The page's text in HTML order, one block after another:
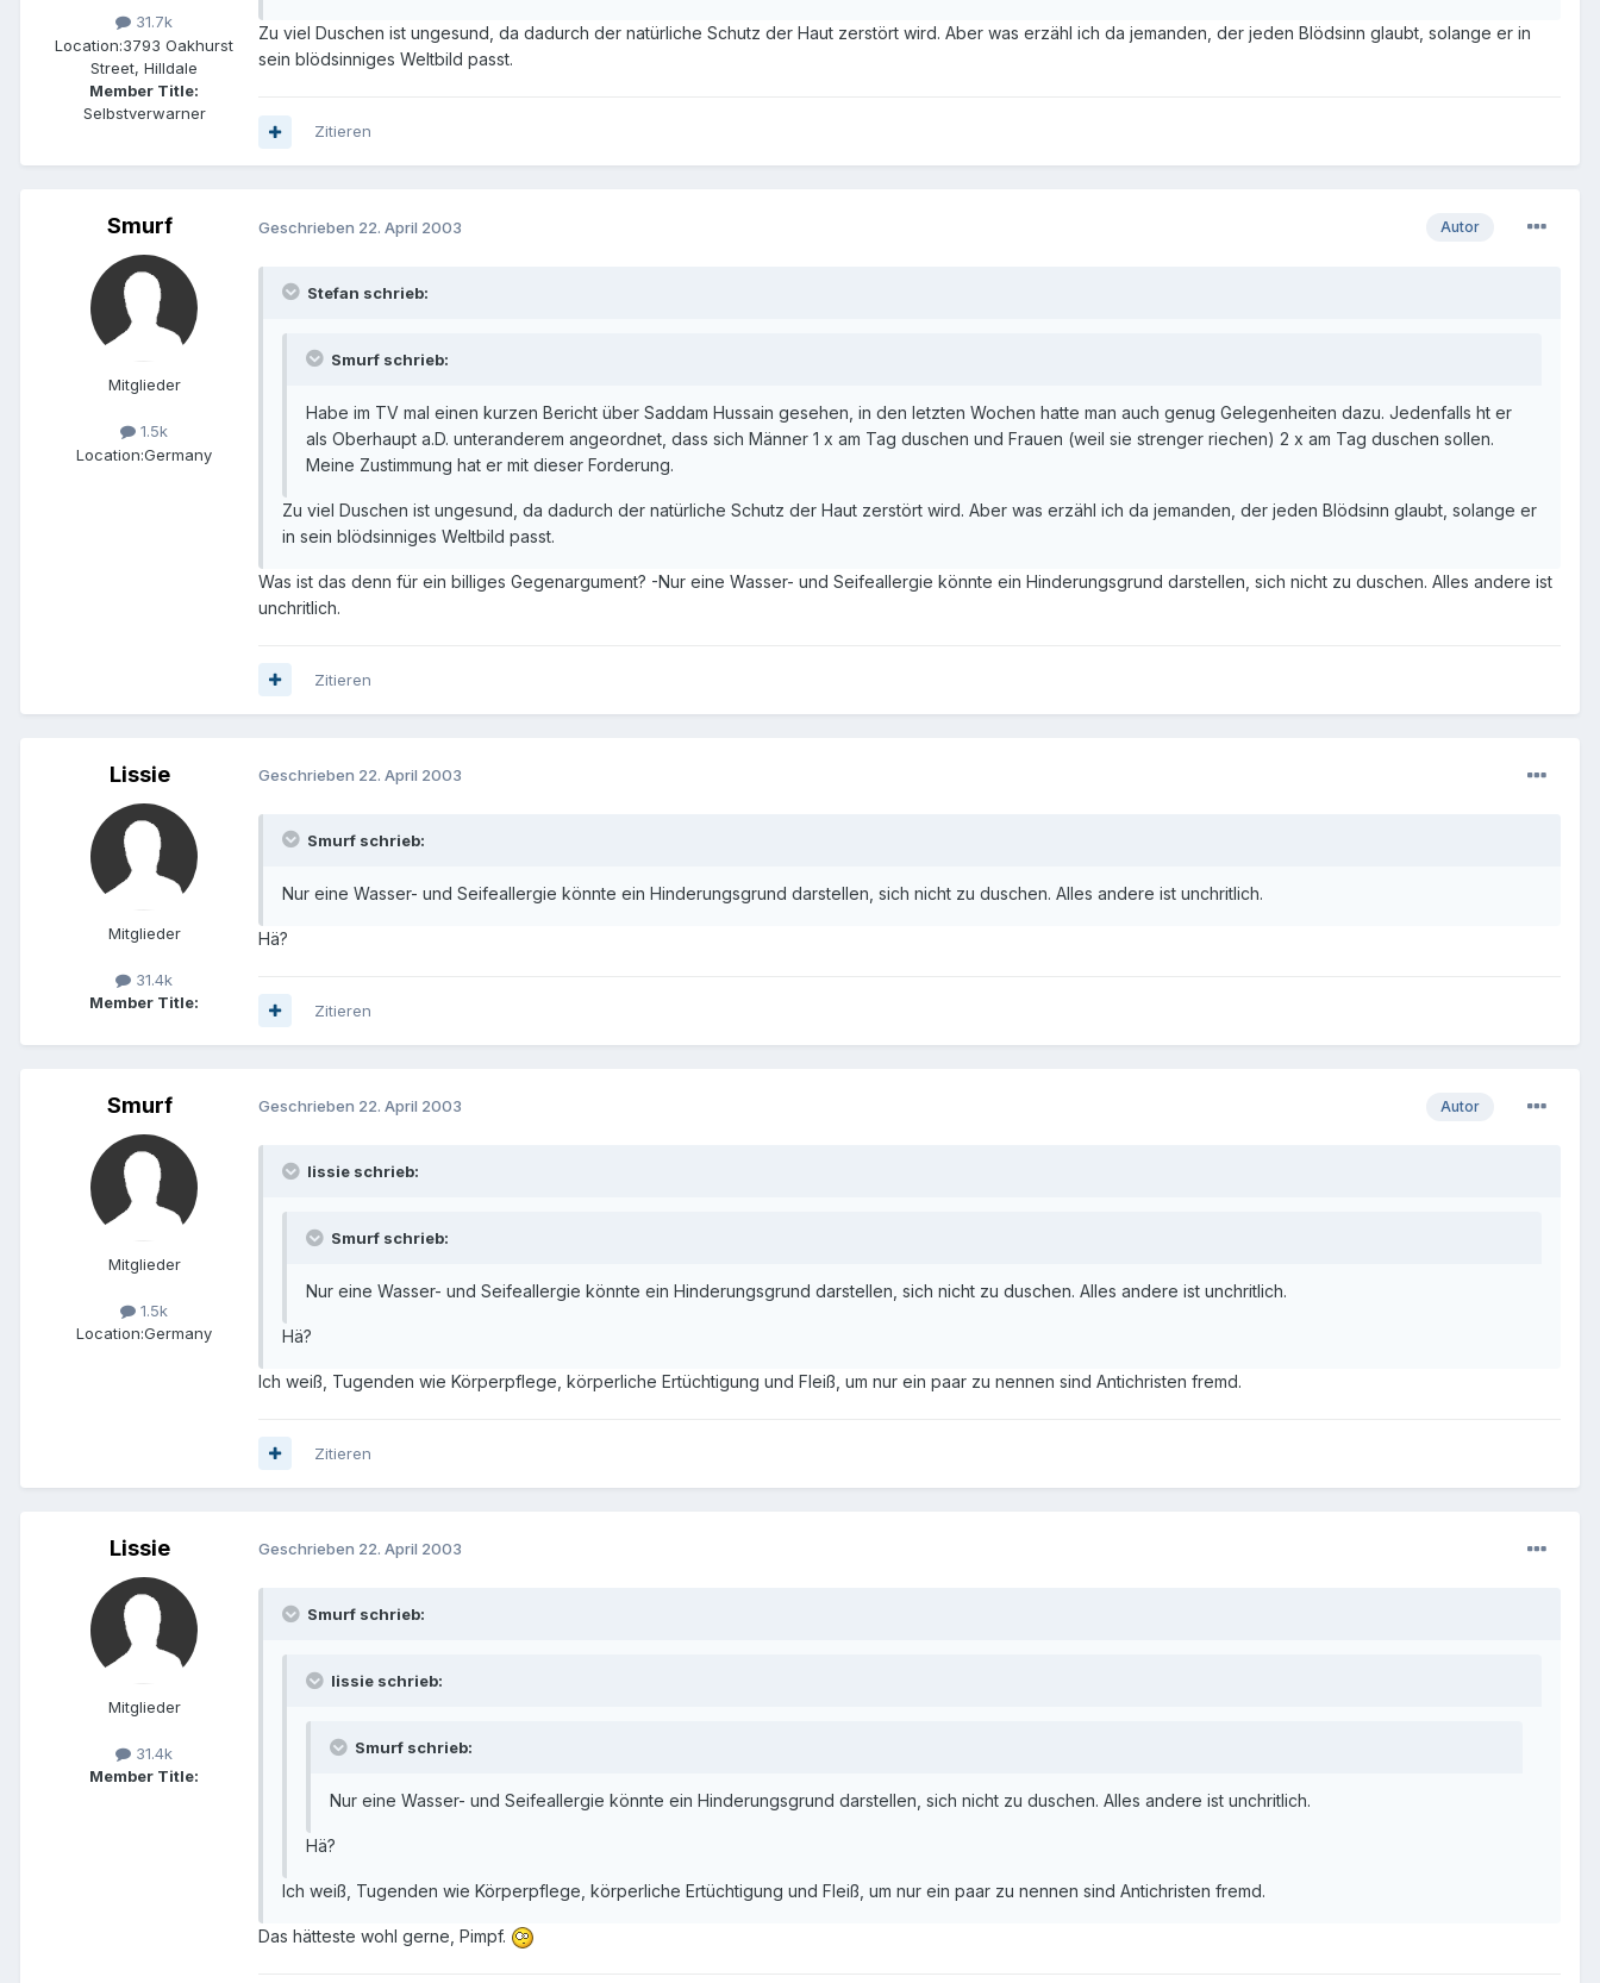
31.7k
Location:3793 Oakhurst
Street, Hilldale
Member Title:
Selbstverwarner
Zu viel Duschen ist ungesund, da dadurch der natürliche Schutz der Haut zerstört wird. Aber was erzähl ich da jemanden, der jeden Blödsinn glaubt, solange er in
sein blödsinniges Weltbild passt.
Zitieren
Smurf
Mitglieder
1.5k
Location:Germany
Autor
Geschrieben 22. April 2003
Stefan schrieb:
Smurf schrieb:
Habe im TV mal einen kurzen Bericht über Saddam Hussain gesehen, in den letzten Wochen hatte man auch genug Gelegenheiten dazu. Jedenfalls ht er
als Oberhaupt a.D. unteranderem angeordnet, dass sich Männer 1 x am Tag duschen und Frauen (weil sie strenger riechen) 2 x am Tag duschen sollen.
Meine Zustimmung hat er mit dieser Forderung.
Zu viel Duschen ist ungesund, da dadurch der natürliche Schutz der Haut zerstört wird. Aber was erzähl ich da jemanden, der jeden Blödsinn glaubt, solange er
in sein blödsinniges Weltbild passt.
Was ist das denn für ein billiges Gegenargument? -Nur eine Wasser- und Seifeallergie könnte ein Hinderungsgrund darstellen, sich nicht zu duschen. Alles andere ist
unchritlich.
Zitieren
Lissie
Mitglieder
31.4k
Member Title:
Geschrieben 22. April 2003
Smurf schrieb:
Nur eine Wasser- und Seifeallergie könnte ein Hinderungsgrund darstellen, sich nicht zu duschen. Alles andere ist unchritlich.
Hä?
Zitieren
Smurf
Mitglieder
1.5k
Location:Germany
Autor
Geschrieben 22. April 2003
lissie schrieb:
Smurf schrieb:
Nur eine Wasser- und Seifeallergie könnte ein Hinderungsgrund darstellen, sich nicht zu duschen. Alles andere ist unchritlich.
Hä?
Ich weiß, Tugenden wie Körperpflege, körperliche Ertüchtigung und Fleiß, um nur ein paar zu nennen sind Antichristen fremd.
Zitieren
Lissie
Mitglieder
31.4k
Member Title:
Geschrieben 22. April 2003
Smurf schrieb:
lissie schrieb:
Smurf schrieb:
Nur eine Wasser- und Seifeallergie könnte ein Hinderungsgrund darstellen, sich nicht zu duschen. Alles andere ist unchritlich.
Hä?
Ich weiß, Tugenden wie Körperpflege, körperliche Ertüchtigung und Fleiß, um nur ein paar zu nennen sind Antichristen fremd.
Das hätteste wohl gerne, Pimpf.